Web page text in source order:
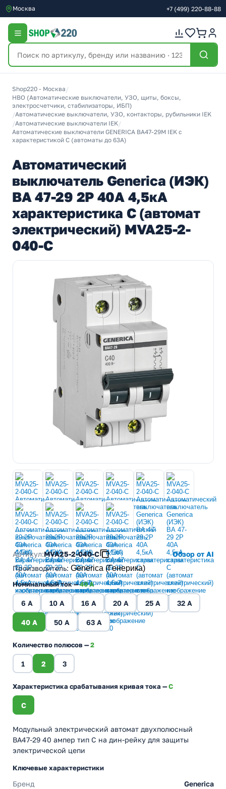
Москва +7 (499) 220-88-88
Shop220 - Москва /
НВО (Автоматические выключатели, УЗО, щиты, боксы,
электросчетчики, стабилизаторы, ИБП)
/Автоматические выключатели, УЗО, контакторы, рубильники IEK
/Автоматические выключатели IEK/
Автоматические выключатели GENERICA ВА47-29М IEK с
характеристикой C (автоматы до 63A)
Автоматический
выключатель Generica (ИЭК)
ВА 47-29 2Р 40А 4,5кА
характеристика С (автомат
электрический) MVA25-2-
040-C
Артикул:MVA25-2-040-C
Обзор от AI
Производитель: Generica (Генерика)
Номинальный ток —40 A
6 A 10 A 16 A 20 A 25 A 32 A
40 A 50 A 63 A
Количество полюсов —2
1 2 3
Характеристика срабатывания кривая тока —C
C
Модульный электрический автомат двухполюсный
ВА47-29 40 ампер тип С на дин-рейку для защиты
электрической цепи
Ключевые характеристики
Бренд Generica